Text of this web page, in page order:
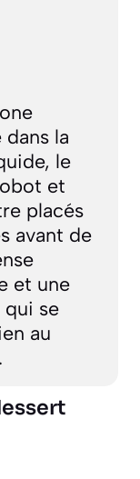
la
le
et
placés
avant de
et une
se
au